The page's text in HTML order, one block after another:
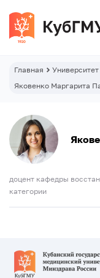
Главная Университет
Яковенко Маргарита
доцент кафедры
категории